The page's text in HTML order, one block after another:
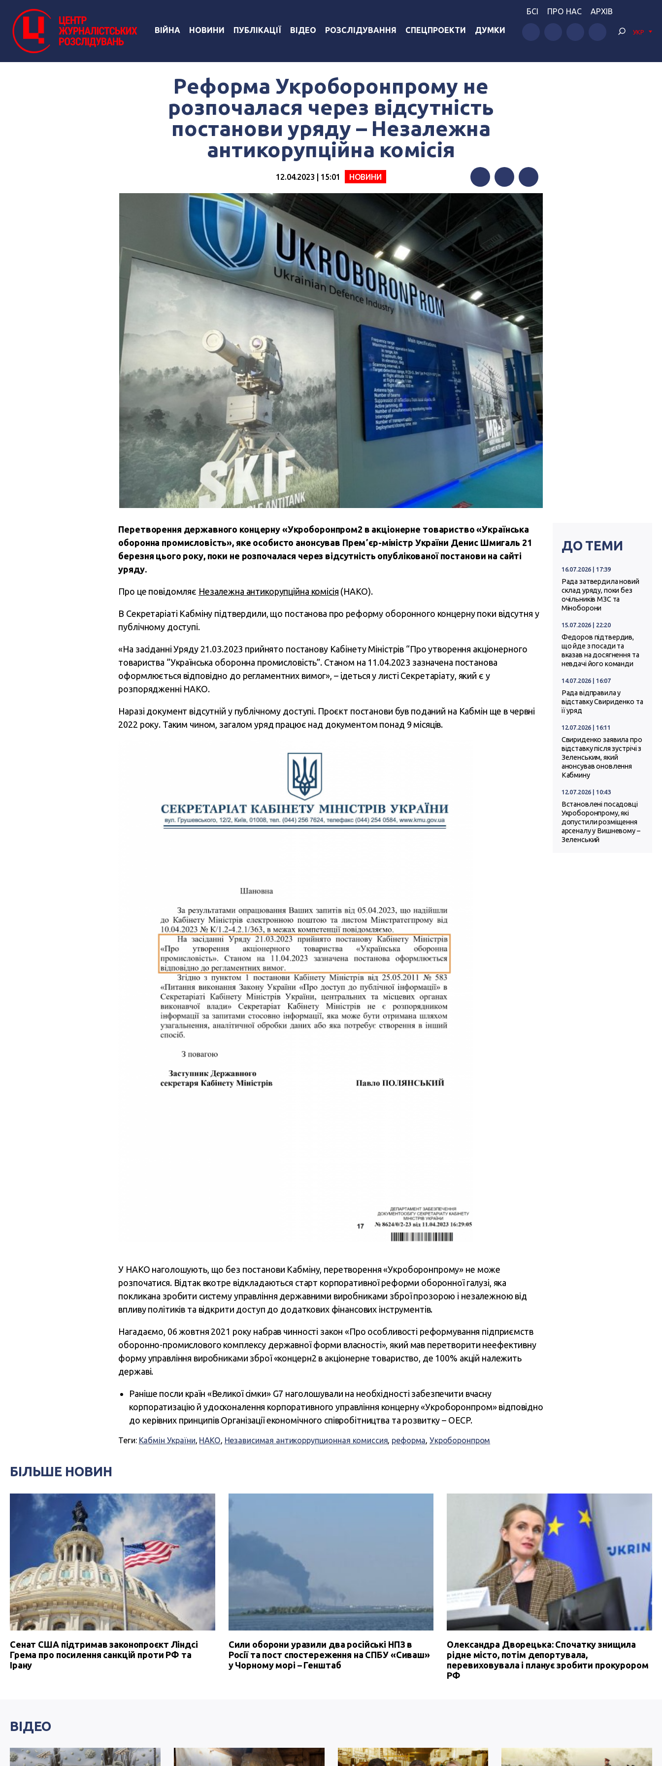
ВІЙНА НОВИНИ ПУБЛІКАЦІЇ ВІДЕО РОЗСЛІДУВАННЯ СПЕЦПРОЕКТИ ДУМКИ
БСІ ПРО НАС АРХІВ
УКР
Реформа Укроборонпрому не
розпочалася через відсутність
постанови уряду – Незалежна
антикорупційна комісія
12.04.2023 | 15:01 НОВИНИ
FacebookTwitter Telegram
Перетворення державного концерну «Укроборонпром2 в акціонерне товариство «Українська
оборонна промисловість», яке особисто анонсував Премʼєр-міністр України Денис Шмигаль 21
березня цього року, поки не розпочалася через відсутність опублікованої постанови на сайті
уряду.
Про це повідомляє Незалежна антикорупційна комісія (НАКО).
В Секретаріаті Кабміну підтвердили, що постанова про реформу оборонного концерну поки відсутня у
публічному доступі.
«На засіданні Уряду 21.03.2023 прийнято постанову Кабінету Міністрів “Про утворення акціонерного
товариства “Українська оборонна промисловість”. Станом на 11.04.2023 зазначена постанова
оформлюється відповідно до регламентних вимог», – ідеться у листі Секретаріату, який є у
розпорядженні НАКО.
Наразі документ відсутній у публічному доступі. Проєкт постанови був поданий на Кабмін ще в червні
2022 року. Таким чином, загалом уряд працює над документом понад 9 місяців.
У НАКО наголошують, що без постанови Кабміну, перетворення «Укроборонпрому» не може
розпочатися. Відтак вкотре відкладаються старт корпоративної реформи оборонної галузі, яка
покликана зробити систему управління державними виробниками зброї прозорою і незалежною від
впливу політиків та відкрити доступ до додаткових фінансових інструментів.
Нагадаємо, 06 жовтня 2021 року набрав чинності закон «Про особливості реформування підприємств
оборонно-промислового комплексу державної форми власності», який мав перетворити неефективну
форму управління виробниками зброї «концерн2 в акціонерне товариство, де 100% акцій належить
державі.
Раніше посли країн «Великої сімки» G7 наголошували на необхідності забезпечити вчасну
корпоратизацію й удосконалення корпоративного управління концерну «Укроборонпром» відповідно
до керівних принципів Організації економічного співробітництва та розвитку – ОЕСР.
Теги: Кабмін України, НАКО, Независимая антикоррупционная комиссия, реформа, Укроборонпром
ДО ТЕМИ
16.07.2026 | 17:39
Рада затвердила новий
склад уряду, поки без
очільників МЗС та
Міноборони
15.07.2026 | 22:20
Федоров підтвердив,
що йде з посади та
вказав на досягнення та
невдачі його команди
14.07.2026 | 16:07
Рада відправила у
відставку Свириденко та
її уряд
12.07.2026 | 16:11
Свириденко заявила про
відставку після зустрічі з
Зеленським, який
анонсував оновлення
Кабмину
12.07.2026 | 10:43
Встановлені посадовці
Укроборонпрому, які
допустили розміщення
арсеналу у Вишневому –
Зеленський
БІЛЬШЕ НОВИН
Сенат США підтримав законопроєкт Ліндсі
Грема про посилення санкцій проти РФ та
Ірану
Сили оборони уразили два російські НПЗ в
Росії та пост спостереження на СПБУ «Сиваш»
у Чорному морі – Генштаб
Олександра Дворецька: Спочатку знищила
рідне місто, потім депортувала,
перевиховувала і планує зробити прокурором
РФ
ВІДЕО